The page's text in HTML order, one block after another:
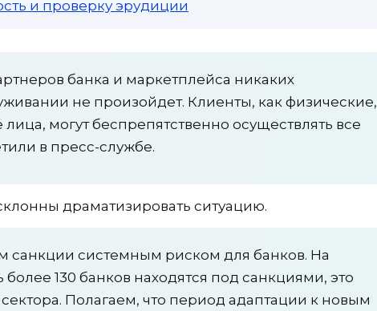
и проверку эрудиции
банка и маркетплейса никаких
не произойдет. Клиенты, как физические,
могут беспрепятственно осуществлять все
в пресс-службе.
драматизировать ситуацию.
санкции системным риском для банков. На
130 банков находятся под санкциями, это
сектора. Полагаем, что период адаптации к новым